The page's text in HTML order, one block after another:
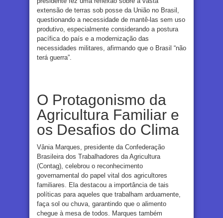
extensão de terras sob posse da União no Brasil,
questionando a necessidade de mantê-las sem uso
produtivo, especialmente considerando a postura
pacífica do país e a modernização das
necessidades militares, afirmando que o Brasil “não
terá guerra”.
O Protagonismo da
Agricultura Familiar e
os Desafios do Clima
Vânia Marques, presidente da Confederação
Brasileira dos Trabalhadores da Agricultura
(Contag), celebrou o reconhecimento
governamental do papel vital dos agricultores
familiares. Ela destacou a importância de tais
políticas para aqueles que trabalham arduamente,
faça sol ou chuva, garantindo que o alimento
chegue à mesa de todos. Marques também